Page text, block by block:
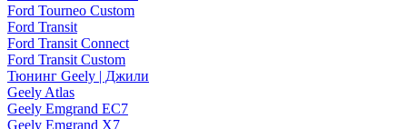
Ford Tourneo Custom
Ford Transit
Ford Transit Connect
Ford Transit Custom
Тюнинг Geely | Джили
Geely Atlas
Geely Emgrand EC7
Geely Emgrand X7